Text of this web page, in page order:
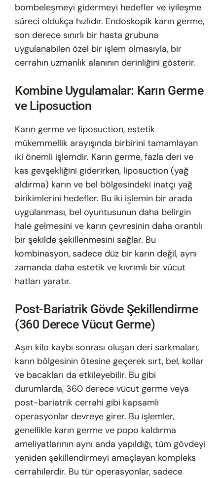
bombeleşmeyi gidermeyi hedefler ve iyileşme
süreci oldukça hızlıdır. Endoskopik karın germe,
son derece sınırlı bir hasta grubuna
uygulanabilen özel bir işlem olmasıyla, bir
cerrahın uzmanlık alanının derinliğini gösterir.
Kombine Uygulamalar: Karın Germe
ve Liposuction
Karın germe ve liposuction, estetik
mükemmellik arayışında birbirini tamamlayan
iki önemli işlemdir. Karın germe, fazla deri ve
kas gevşekliğini giderirken, liposuction (yağ
aldırma) karın ve bel bölgesindeki inatçı yağ
birikimlerini hedefler. Bu iki işlemin bir arada
uygulanması, bel oyuntusunun daha belirgin
hale gelmesini ve karın çevresinin daha orantılı
bir şekilde şekillenmesini sağlar. Bu
kombinasyon, sadece düz bir karın değil, aynı
zamanda daha estetik ve kıvrımlı bir vücut
hatları yaratır.
Post-Bariatrik Gövde Şekillendirme
(360 Derece Vücut Germe)
Aşırı kilo kaybı sonrası oluşan deri sarkmaları,
karın bölgesinin ötesine geçerek sırt, bel, kollar
ve bacakları da etkileyebilir. Bu gibi
durumlarda, 360 derece vücut germe veya
post-bariatrik cerrahi gibi kapsamlı
operasyonlar devreye girer. Bu işlemler,
genellikle karın germe ve popo kaldırma
ameliyatlarının aynı anda yapıldığı, tüm gövdeyi
yeniden şekillendirmeyi amaçlayan kompleks
cerrahilerdir. Bu tür operasyonlar, sadece